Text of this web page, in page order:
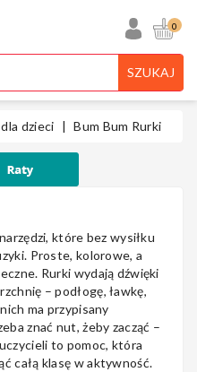
0
SZUKAJ
dzieci Bum Bum Rurki
które bez wysiłku
Proste, kolorowe, a
Rurki wydają dźwięki
– podłogę, ławkę,
ma przypisany
znać nut, żeby zacząć –
to pomoc, która
całą klasę w aktywność.